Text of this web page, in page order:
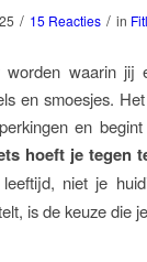
/ 15 Reacties / in
waarin jij
en smoesjes.
en
hoeft je tegen
niet je
is de keuze die